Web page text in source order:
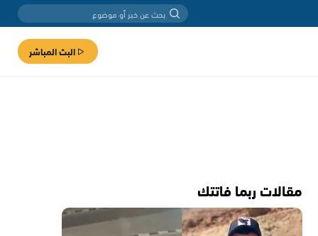
البث المباشر
مقالات ربما فاتتك